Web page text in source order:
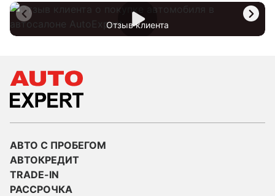
Отзыв клиента
АВТО С ПРОБЕГОМ
АВТОКРЕДИТ
TRADE-IN
РАССРОЧКА